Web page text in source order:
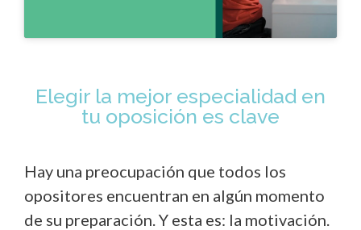
Elegir la mejor especialidad en
tu oposición es clave
Hay una preocupación que todos los
opositores encuentran en algún momento
de su preparación. Y esta es: la motivación.